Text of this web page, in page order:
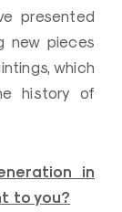
presented
new pieces
which
history of
in
to you?